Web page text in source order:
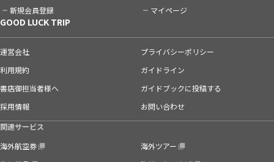
新規会員登録 マイページ
GOOD LUCK TRIP
運営会社
プライバシーポリシー
利用規約
ガイドライン
書店御担当者様へ
ガイドブックに投稿する
採用情報
お問い合わせ
関連サービス
海外航空券
海外ツアー